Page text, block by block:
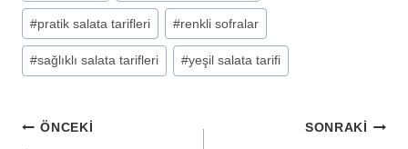
#pratik salata tarifleri #renkli sofralar
#sağlıklı salata tarifleri #yeşil salata tarifi
ÖNCEKI SONRAKI